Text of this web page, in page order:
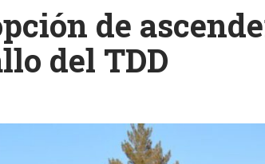
de
del TDD